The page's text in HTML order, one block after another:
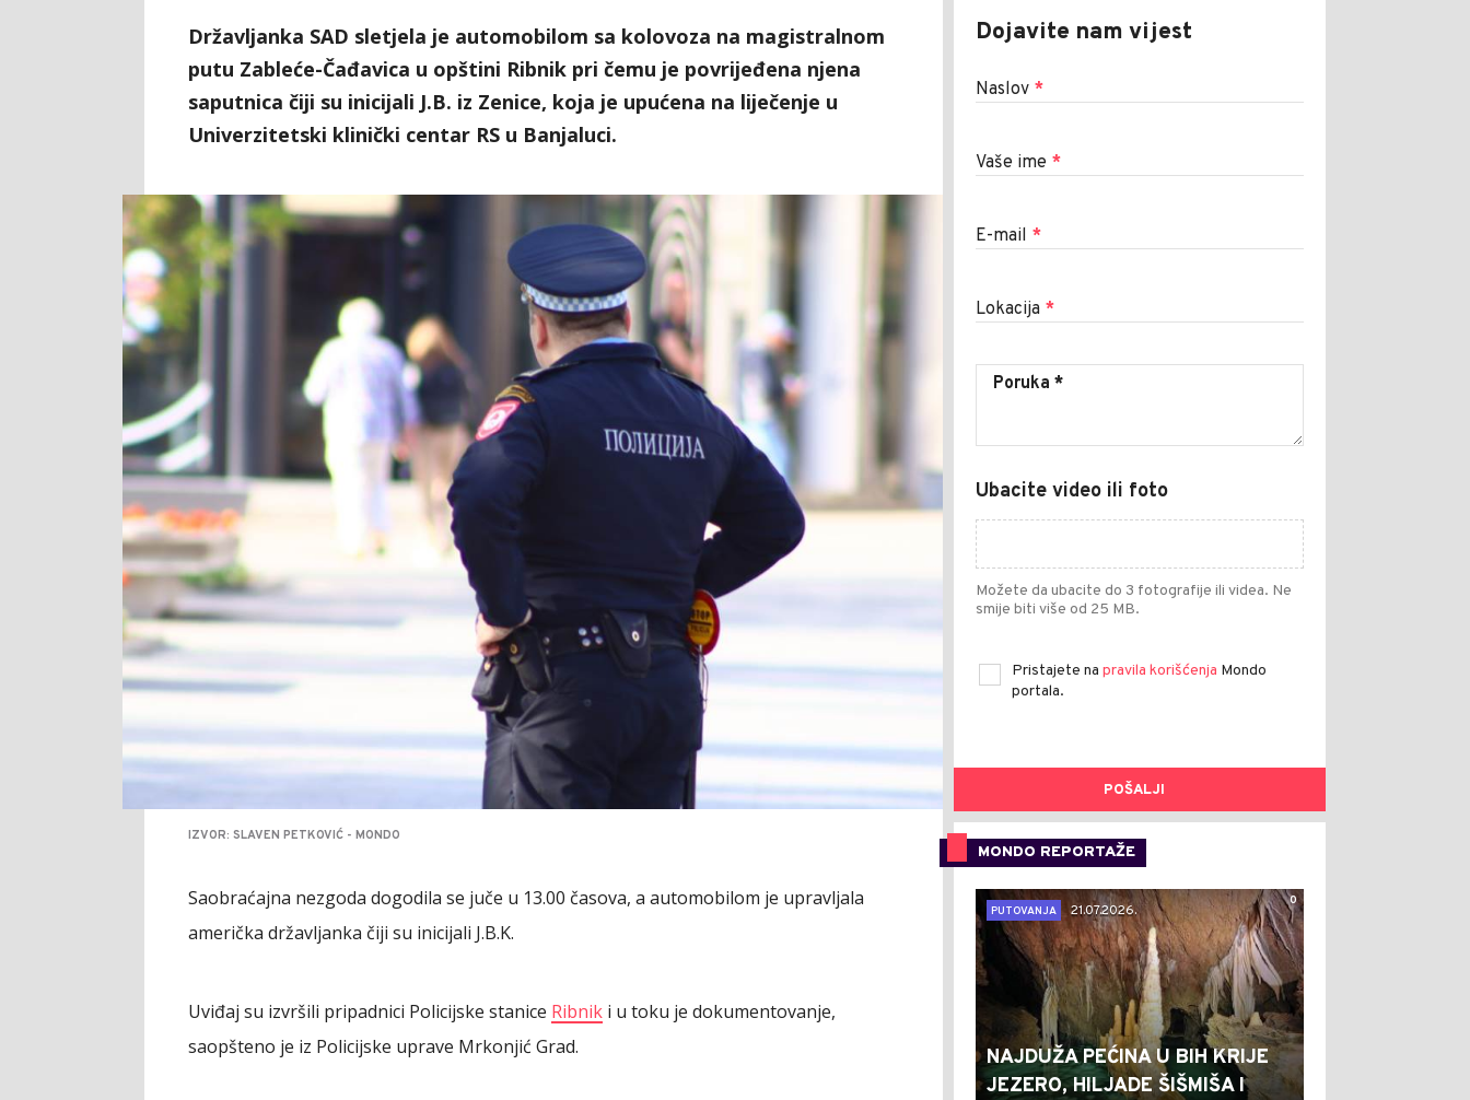
Državljanka SAD sletjela je automobilom sa kolovoza na magistralnom
putu Zableće-Čađavica u opštini Ribnik pri čemu je povrijeđena njena
saputnica čiji su inicijali J.B. iz Zenice, koja je upućena na liječenje u
Univerzitetski klinički centar RS u Banjaluci.
IZVOR: SLAVEN PETKOVIĆ - MONDO
Saobraćajna nezgoda dogodila se juče u 13.00 časova, a automobilom je upravljala
američka državljanka čiji su inicijali J.B.K.
Uviđaj su izvršili pripadnici Policijske stanice Ribnik i u toku je dokumentovanje,
saopšteno je iz Policijske uprave Mrkonjić Grad.
Dojavite nam vijest
Naslov *
Vaše ime *
E-mail *
Lokacija *
Ubacite video ili foto
Možete da ubacite do 3 fotografije ili videa. Ne
smije biti više od 25 MB.
Pristajete na pravila korišćenja Mondo
portala.
POŠALJI
MONDO REPORTAŽE
0
PUTOVANJA
21.07.2026.
NAJDUŽA PEĆINA U BIH KRIJE
JEZERO, HILJADE ŠIŠMIŠA I